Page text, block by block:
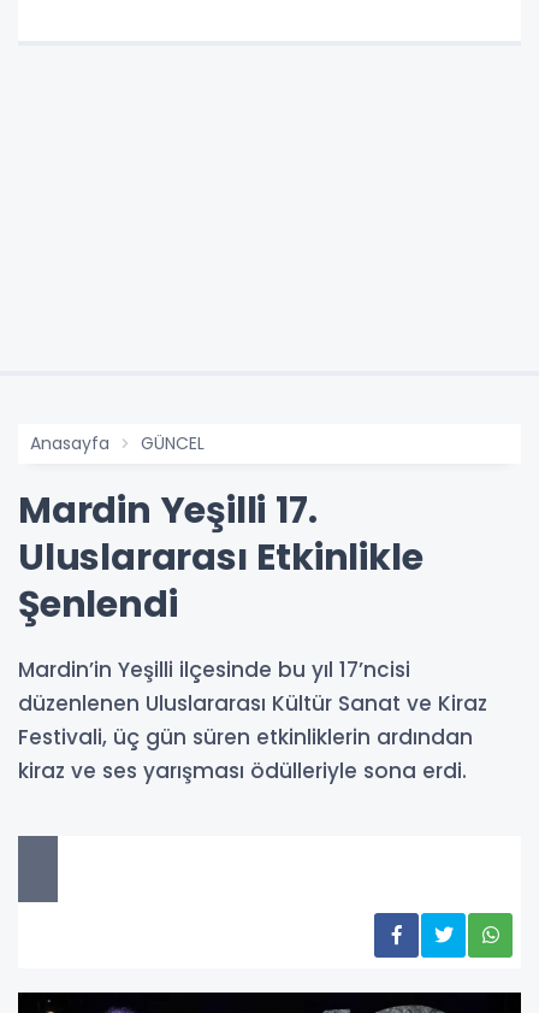
Anasayfa GÜNCEL
Mardin Yeşilli 17.
Uluslararası Etkinlikle
Şenlendi
Mardin’in Yeşilli ilçesinde bu yıl 17’ncisi
düzenlenen Uluslararası Kültür Sanat ve Kiraz
Festivali, üç gün süren etkinliklerin ardından
kiraz ve ses yarışması ödülleriyle sona erdi.